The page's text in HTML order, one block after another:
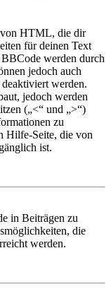
von HTML, die dir
für deinen Text
werden durch
jedoch auch
werden.
jedoch werden
(„<“ und „>“)
zu
Hilfe-Seite, die von
ist.
in Beiträgen zu
die
werden.